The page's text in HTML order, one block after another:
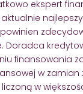
ekspert
aktualnie
Doradca
finansowania
w
w